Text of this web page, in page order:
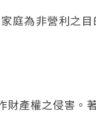
庭為非營利之
財產權之侵害